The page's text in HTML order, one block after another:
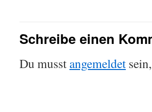
Schreibe einen
Du musst angemeldet